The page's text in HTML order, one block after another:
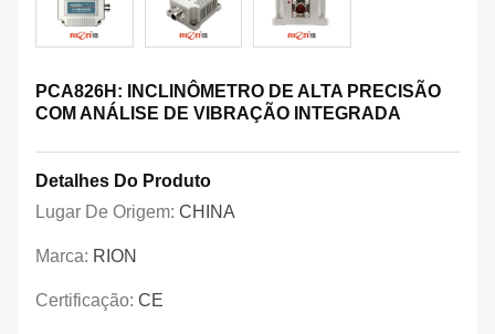
PCA826H: INCLINÔMETRO DE ALTA PRECISÃO
COM ANÁLISE DE VIBRAÇÃO INTEGRADA
Detalhes Do Produto
Lugar De Origem: CHINA
Marca: RION
Certificação: CE